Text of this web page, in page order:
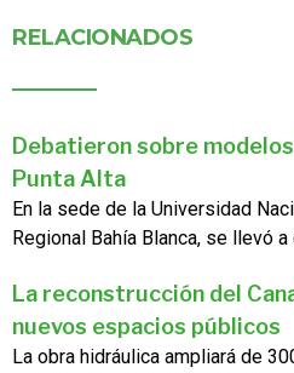
RELACIONADOS
Debatieron sobre
Punta Alta
En la sede de la Universidad
Regional Bahía Blanca, se llevó
La reconstrucción del
nuevos espacios públicos
La obra hidráulica ampliará de